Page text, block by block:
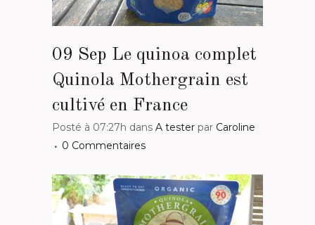
09 Sep Le quinoa complet
Quinola Mothergrain est
cultivé en France
Posté à 07:27h dans A tester par Caroline
0 Commentaires